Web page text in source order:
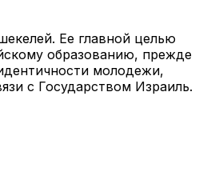
Ее главной целью
образованию, прежде
молодежи,
с Государством Израиль.